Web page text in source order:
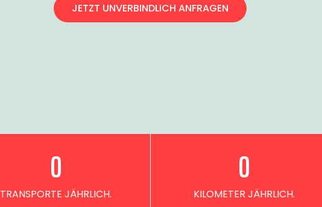
JETZT UNVERBINDLICH ANFRAGEN
TRANSPORTE JÄHRLICH.
0
KILOMETER JÄHRLICH.
0